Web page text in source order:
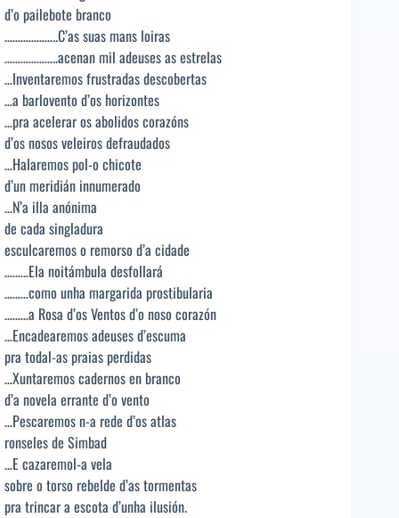
d’o pailebote branco
………………..C’as suas mans loiras
………………..acenan mil adeuses as estrelas
…Inventaremos frustradas descobertas
…a barlovento d’os horizontes
…pra acelerar os abolidos corazóns
d’os nosos veleiros defraudados
…Halaremos pol-o chicote
d’un meridián innumerado
…N’a illa anónima
de cada singladura
esculcaremos o remorso d’a cidade
………Ela noitámbula desfollará
………como unha margarida prostibularia
………a Rosa d’os Ventos d’o noso corazón
…Encadearemos adeuses d’escuma
pra todal-as praias perdidas
…Xuntaremos cadernos en branco
d’a novela errante d’o vento
…Pescaremos n-a rede d’os atlas
ronseles de Simbad
…E cazaremol-a vela
sobre o torso rebelde d’as tormentas
pra trincar a escota d’unha ilusión.